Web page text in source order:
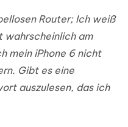
Router; Ich weiß
wahrscheinlich am
mein iPhone 6 nicht
Gibt es eine
auszulesen, das ich